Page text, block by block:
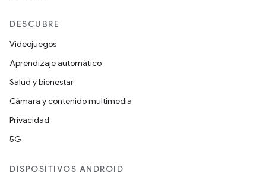
DESCUBRE
Videojuegos
Aprendizaje automático
Salud y bienestar
Cámara y contenido multimedia
Privacidad
5G
DISPOSITIVOS ANDROID